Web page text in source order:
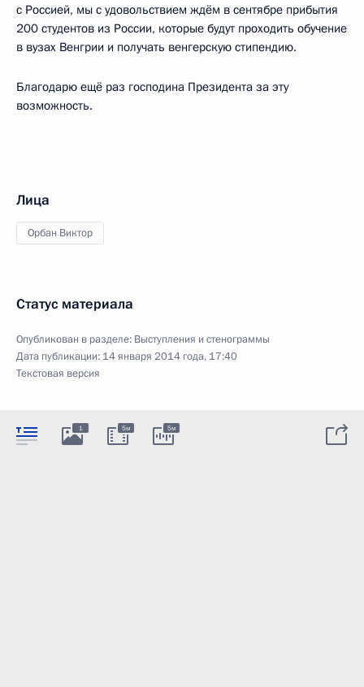
с Россией, мы с удовольствием ждём в сентябре прибытия
200 студентов из России, которые будут проходить обучение
в вузах Венгрии и получать венгерскую стипендию.
Благодарю ещё раз господина Президента за эту
возможность.
Лица
Орбан Виктор
Статус материала
Опубликован в разделе: Выступления и стенограммы
Дата публикации: 14 января 2014 года, 17:40
Текстовая версия
1 5м 5м